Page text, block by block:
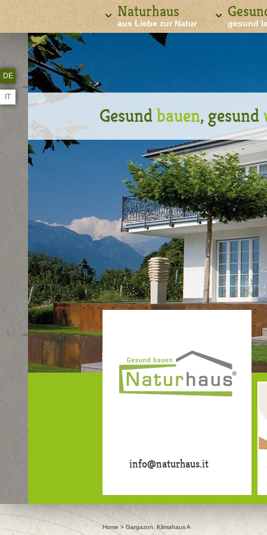
Naturhaus
aus Liebe zur Natur gesund
Gesundbauen, gesund
info@naturhaus.it
DE
IT
Home > Gargazon, Klimahaus A